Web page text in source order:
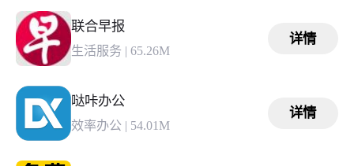
联合早报
生活服务 | 65.26M
详情
哒咔办公
效率办公| 54.01M
详情